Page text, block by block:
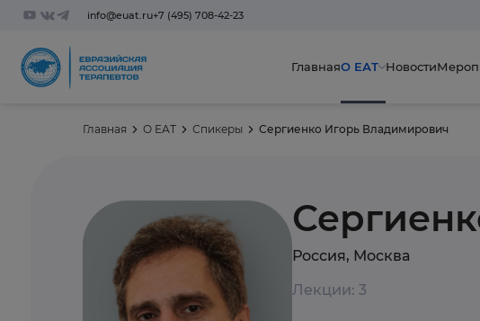
info@euat.ru+7 (495) 708-42-23
ГлавнаяО ЕАТ Новости
Главная О ЕАТ Спикеры Сергиенко Игорь Владимирович
Россия, Москва
Лекции: 3